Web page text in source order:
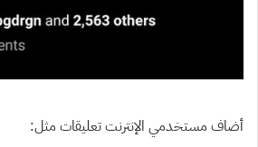
أضاف مستخدمي الإنترنت تعليقات مثل: